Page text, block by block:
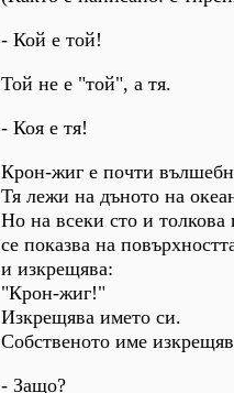
- Кой е той!
Той не е "той", а тя.
- Коя е тя!
Крон-жиг е почти
Тя лежи на дъното на
Но на всеки сто и толкова
се показва на
и изкрещява:
"Крон-жиг!"
Изкрещява името си.
Собственото име
- Защо?